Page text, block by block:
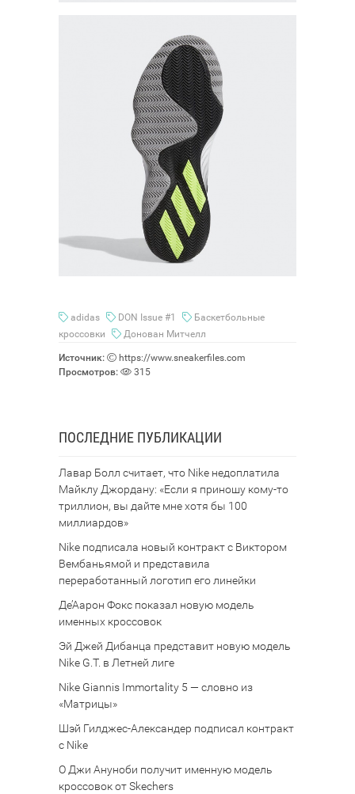
adidas DON Issue #1
Баскетбольные
кроссовки
Донован Митчелл
Источник:
https://www.sneakerfiles.com
Просмотров:
315
ПОСЛЕДНИЕ ПУБЛИКАЦИИ
Лавар Болл считает, что Nike недоплатила
Майклу Джордану: «Если я приношу кому-то
триллион, вы дайте мне хотя бы 100
миллиардов»
Nike подписала новый контракт с Виктором
Вембаньямой и представила
переработанный логотип его линейки
Де’Аарон Фокс показал новую модель
именных кроссовок
Эй Джей Дибанца представит новую модель
Nike G.T. в Летней лиге
Nike Giannis Immortality 5 — словно из
«Матрицы»
Шэй Гилджес-Александер подписал контракт
с Nike
О Джи Ануноби получит именную модель
кроссовок от Skechers